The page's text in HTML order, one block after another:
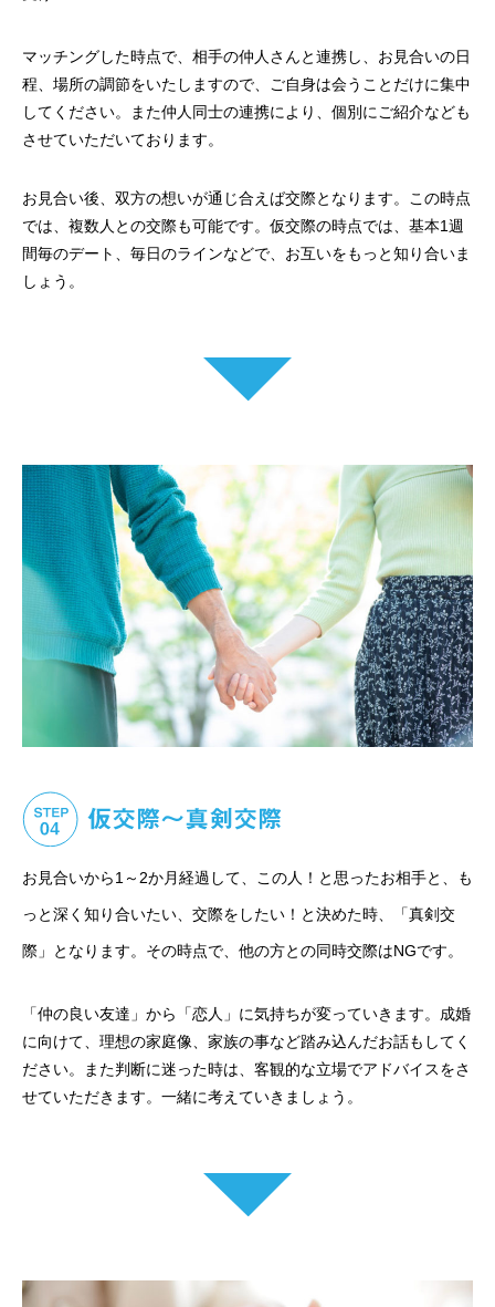
マッチングした時点で、相手の仲人さんと連携し、お見合いの日
程、場所の調節をいたしますので、ご自身は会うことだけに集中
してください。また仲人同士の連携により、個別にご紹介なども
させていただいております。
お見合い後、双方の想いが通じ合えば交際となります。この時点
では、複数人との交際も可能です。仮交際の時点では、基本1週
間毎のデート、毎日のラインなどで、お互いをもっと知り合いま
しょう。
お見合いから1～2か月経過して、この人！と思ったお相手と、も
っと深く知り合いたい、交際をしたい！と決めた時、「真剣交
際」となります。その時点で、他の方との同時交際はNGです。
「仲の良い友達」から「恋人」に気持ちが変っていきます。成婚
に向けて、理想の家庭像、家族の事など踏み込んだお話もしてく
ださい。また判断に迷った時は、客観的な立場でアドバイスをさ
せていただきます。一緒に考えていきましょう。